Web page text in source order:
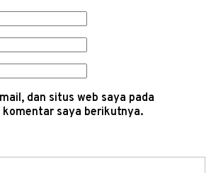
dan situs web saya pada
saya berikutnya.